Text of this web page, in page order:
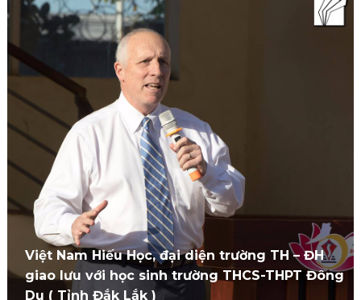
Việt Nam Hiếu Học, đại diện trường TH – ĐH
giao lưu với học sinh trường THCS-THPT Đông
Du ( Tỉnh Đắk Lắk )